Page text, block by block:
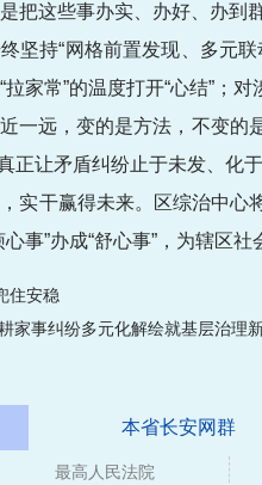
把这些事办实、办好、办到
坚持“网格前置发现、多元
拉家常”的温度打开“心结”；
一远，变的是方法，不变的
正让矛盾纠纷止于未发、化
实干赢得未来。区综治中
心事”办成“舒心事”，为辖区
住安稳
家事纠纷多元化解绘就基层治理
本省长安网群
最高人民法院